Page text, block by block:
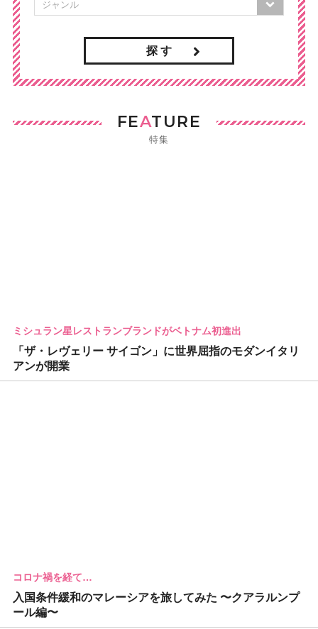
探 す
FEATURE
特集
ミシュラン星レストランブランドがベトナム初進出
「ザ・レヴェリー サイゴン」に世界屈指のモダンイタリ
アンが開業
コロナ禍を経て…
入国条件緩和のマレーシアを旅してみた 〜クアラルンプ
ール編〜